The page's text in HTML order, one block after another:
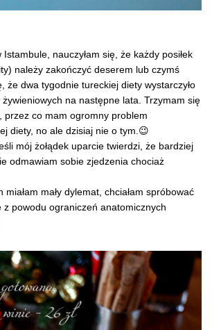
nauczyłam się, że każdy posiłek
należy zakończyć deserem lub czymś
że dwa tygodnie tureckiej diety wystarczyło
na następne lata. Trzymam się
przez co mam ogromny problem
diety, no ale dzisiaj nie o tym.😉
mój żołądek uparcie twierdzi, że bardziej
odmawiam sobie zjedzenia chociaż
miałam mały dylemat, chciałam spróbować
z powodu ograniczeń anatomicznych